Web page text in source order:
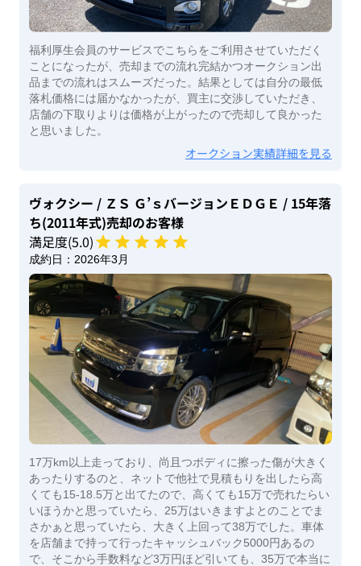
福利厚生会員のサービスでこちらをご利用させていただく
ことになったが、売却までの流れ完結かつオークション出
品までの流れはスムーズだった。結果としては自分の最低
落札価格には届かなかったが、買主に交渉していただき、
店舗の下取りよりは価格が上がったので売却して良かった
と思いました。
オークション実績詳細を見る
ヴォクシー / ＺＳ Ｇ’ｓバージョンＥＤＧＥ / 15年落
ち(2011年式)売却のお客様
満足度(5.0)
成約日： 2026年3月
17万km以上走っており、尚且つボディに擦った傷が大きく
あったりするのと、ネットで他社で見積もりを出したら高
くても15-18.5万と出てたので、高くても15万で売れたらい
いほうかと思っていたら、25万はいきますよとのことでま
さかぁと思っていたら、大きく上回って38万でした。車体
を店舗まで持って行ったキャッシュバック5000円あるの
で、そこから手数料など3万円ほど引いても、35万で本当に